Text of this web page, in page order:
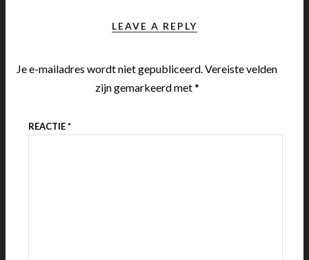
LEAVE A REPLY
Je e-mailadres wordt niet gepubliceerd.Vereiste velden
zijn gemarkeerd met*
REACTIE*